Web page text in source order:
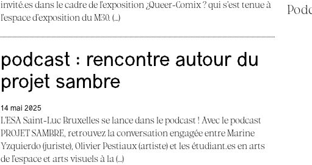
invité.es dans le cadre de l’exposition ¿Queer-Comix ? qui s’est tenue à
l’espace d’exposition du M30. (…)
podcast : rencontre autour du
projet sambre
14 mai 2025
L’ESA Saint-Luc Bruxelles se lance dans le podcast ! Avec le podcast
PROJET SAMBRE, retrouvez la conversation engagée entre Marine
Yzquierdo (juriste), Olivier Pestiaux (artiste) et les étudiant.es en arts
de l’espace et arts visuels à la (…)